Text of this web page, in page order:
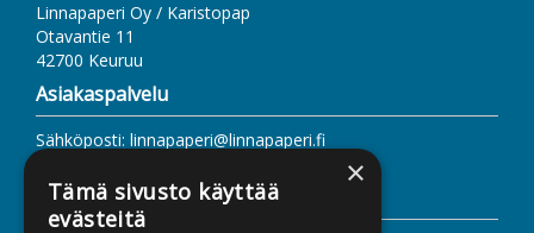
Linnapaperi Oy / Karistopap
Otavantie 11
42700 Keuruu
Asiakaspalvelu
Sähköposti: linnapaperi@linnapaperi.fi
Lisätietoa
×
Tämä sivusto käyttää
evästeitä